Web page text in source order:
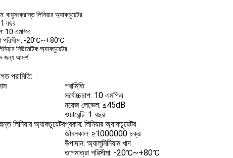
বায়ুসংক্রান্ত লিনিয়ার অ্যাকচুয়েটর
1 বছর
10 এমপিএ
পরিসীমা: -20℃~+80℃
নিউমেটিক অ্যাকচুয়েটর
জন্য আদর্শ
পরামিতি:
পরামিতি
লিনিয়ার অ্যাকচুয়েটর
সর্বোচ্চচাপ: 10 এমপিএ
নয়েজ লেভেল: ≤45dB
ওয়ারেন্টি: 1 বছর
প্রকার: লিনিয়ার অ্যাকচুয়েটর
জীবনকাল: ≥1000000 চক্র
উপাদান: অ্যালুমিনিয়াম খাদ
তাপমাত্রা পরিসীমা: -20℃~+80℃